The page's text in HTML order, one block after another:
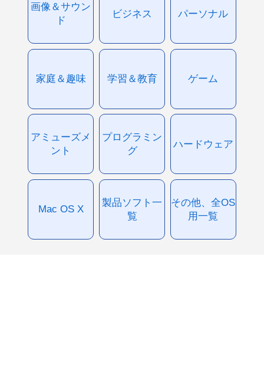
画像＆サウン
ド
ビジネス パーソナル
家庭＆趣味 学習＆教育 ゲーム
アミューズメ
ント
プログラミン
グ
ハードウェア
Mac OS X
製品ソフト一
覧
その他、全OS
用一覧